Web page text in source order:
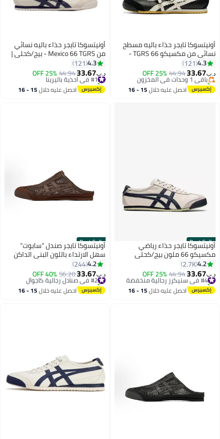
13
أونيتسوكا تايجر حذاء باليه مسطح
نسائي من مكسيكو 66 TGRS -
أصفر/أسود | أحذية كاجوال مريحة
وأنيقة
4.3
121
د.ب‏33.67
44.94
25% OFF باقي 1 وحدات في المخزون
تم بيع +20 مؤخرًا
باقي 1 وحدات في المخزون احصل عليه خلال 15 - 16
13
أونيتسوكا تايجر حذاء باليه نسائي
من Mexico 66 TGRS - بيج/كحلي |
حذاء ماري جين مريح وأنيق للارتداء
اليومي
4.3
121
د.ب‏33.67
44.94
25% OFF #1 في أحذية باليرينا
تم بيع +10 مؤخرًا
#1 في أحذية باليرينا احصل عليه خلال 15 - 16
Best Seller
32
أونيتسوكا تايجر حذاء رياضي
مكسيكو 66 ملون بيج/كحلي
4.2
2.7K
د.ب‏33.67
44.94
25% OFF #4 في سنيكرز رجالية منخفضة
تم بيع +50 مؤخرًا
#4 في سنيكرز رجالية منخفضة احصل عليه خلال 15 - 16
Best Seller
25
أونيتسوكا تايجر صندل ”سابوت“
سهل الارتداء باللون البني الداكن
للرجال والنساء والطلاب
4.2
244
د.ب‏33.67
56.20
40% OFF #2 في صنادل رجالية كاجوال
تم بيع +10 مؤخرًا
#2 في صنادل رجالية كاجوال احصل عليه خلال 15 - 16